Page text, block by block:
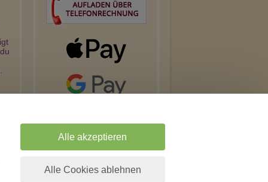
Alle akzeptieren
Alle Cookies ablehnen